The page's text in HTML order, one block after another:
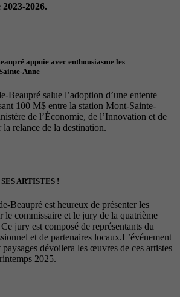
2026.
appuie avec enthousiasme les
Anne
Beaupré salue l’adoption d’une entente
100 M$ entre la station Mont-Sainte-
de l’Économie, de l’Innovation et de
relance de la destination.
ARTISTES !
Beaupré est heureux de présenter les
le commissaire et le jury de la quatrième
jury est composé de représentants du
et de partenaires locaux.L’événement
dévoilera les œuvres de ces artistes
2025.